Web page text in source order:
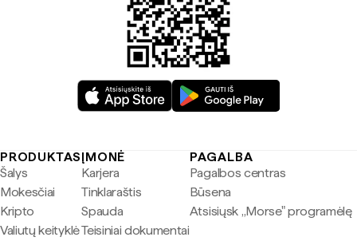
PRODUKTAS
Šalys
Mokesčiai
Kripto
Valiutų keityklė
ĮMONĖ
Karjera
Tinklaraštis
Spauda
Teisiniai dokumentai
PAGALBA
Pagalbos centras
Būsena
Atsisiųsk „Morse" programėlę